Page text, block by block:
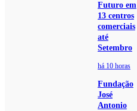
Futuro em
13 centros
comerciais
até
Setembro
há 10 horas
Fundação
José
Antonio